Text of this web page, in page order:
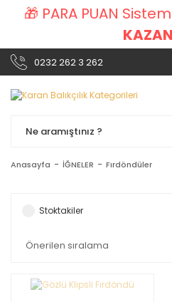
🎁 PARA PUAN
0232 262 3 262
Anasayfa İĞNELER Fırdöndüler
Stoktakiler